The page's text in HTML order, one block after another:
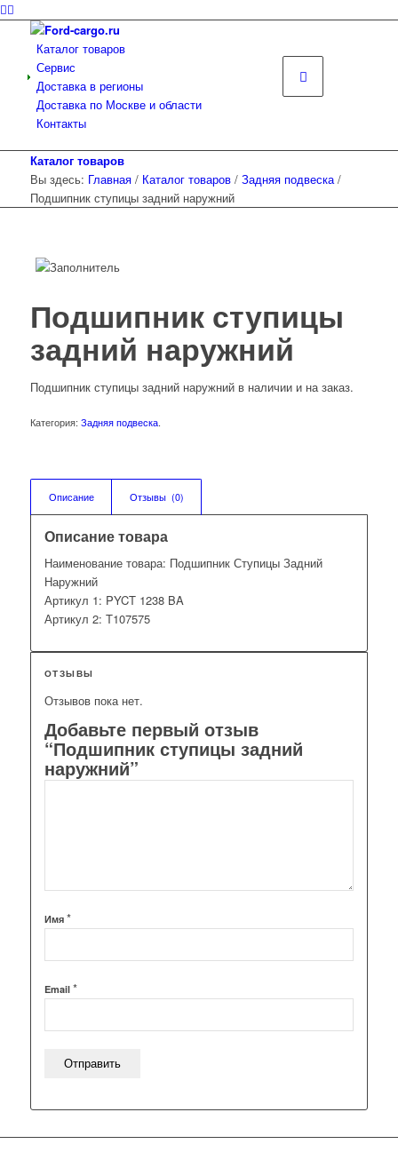
Каталог товаров
Сервис
Доставка в регионы
Доставка по Москве и области
Контакты
Каталог товаров
Вы здесь: Главная / Каталог товаров / Задняя подвеска /
Подшипник ступицы задний наружний
Подшипник ступицы
задний наружний
Подшипник ступицы задний наружний в наличии и на заказ.
Категория: Задняя подвеска.
Описание Отзывы  (0)
Описание товара
Наименование товара: Подшипник Ступицы Задний
Наружний
Артикул 1: PYCT 1238 BA
Артикул 2: T107575
ОТЗЫВЫ
Отзывов пока нет.
Добавьте первый отзыв
“Подшипник ступицы задний
наружний”
Имя *
Email *